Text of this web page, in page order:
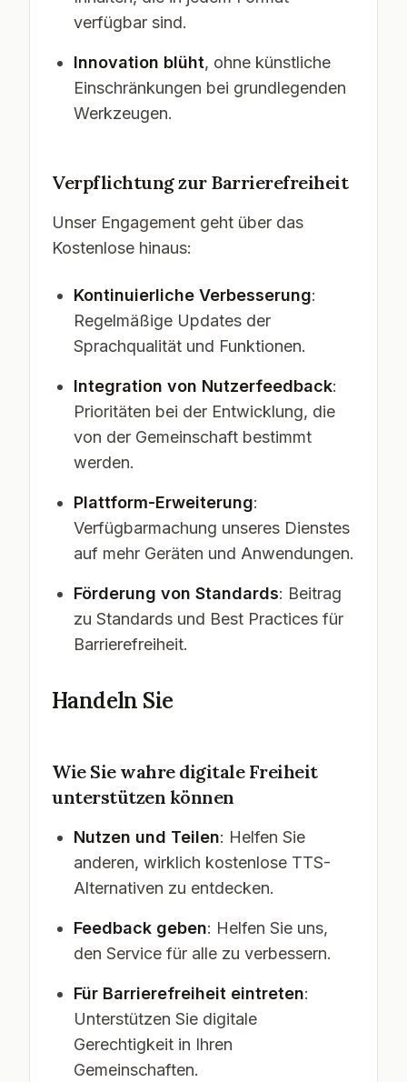
verfügbar sind.
Innovation blüht, ohne künstliche
Einschränkungen bei grundlegenden
Werkzeugen.
Verpflichtung zur Barrierefreiheit
Unser Engagement geht über das
Kostenlose hinaus:
Kontinuierliche Verbesserung:
Regelmäßige Updates der
Sprachqualität und Funktionen.
Integration von Nutzerfeedback:
Prioritäten bei der Entwicklung, die
von der Gemeinschaft bestimmt
werden.
Plattform-Erweiterung:
Verfügbarmachung unseres Dienstes
auf mehr Geräten und Anwendungen.
Förderung von Standards: Beitrag
zu Standards und Best Practices für
Barrierefreiheit.
Handeln Sie
Wie Sie wahre digitale Freiheit
unterstützen können
Nutzen und Teilen: Helfen Sie
anderen, wirklich kostenlose TTS-
Alternativen zu entdecken.
Feedback geben: Helfen Sie uns,
den Service für alle zu verbessern.
Für Barrierefreiheit eintreten:
Unterstützen Sie digitale
Gerechtigkeit in Ihren
Gemeinschaften.